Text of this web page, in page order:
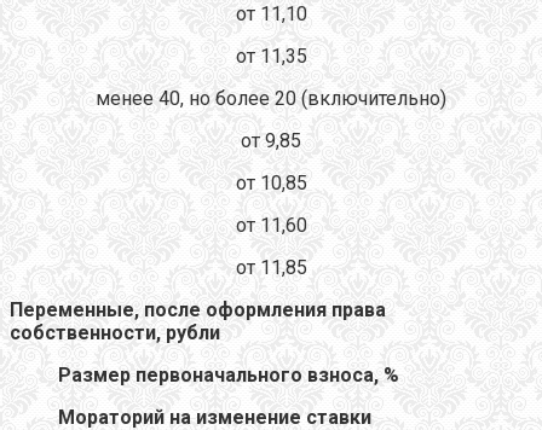
от 11,10
от 11,35
менее 40, но более 20 (включительно)
от 9,85
от 10,85
от 11,60
от 11,85
Переменные, после оформления права
собственности, рубли
Размер первоначального взноса, %
Мораторий на изменение ставки